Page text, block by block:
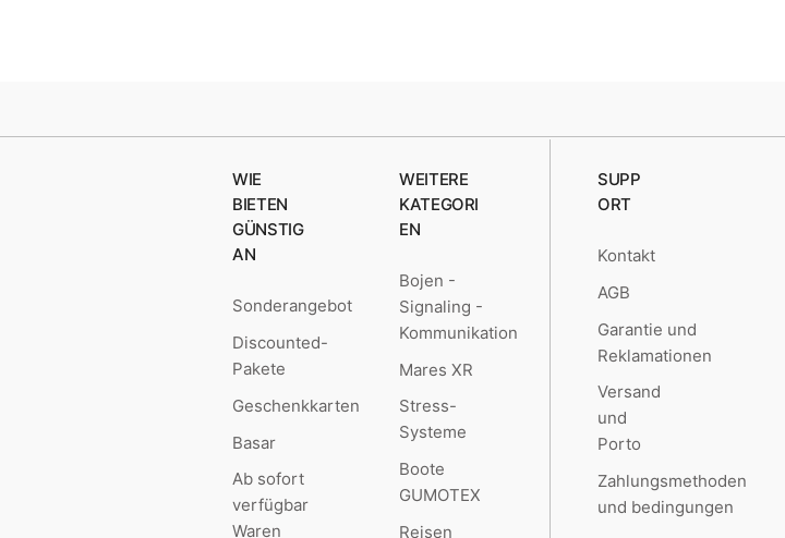
WIE
BIETEN
GÜNSTIG
AN
Sonderangebot
Discounted-
Pakete
Geschenkkarten
Basar
Ab sofort
verfügbar
Waren
WEITERE
KATEGORI
EN
Bojen -
Signaling -
Kommunikation
Mares XR
Stress-
Systeme
Boote
GUMOTEX
Reisen
SUPP
ORT
Kontakt
AGB
Garantie und
Reklamationen
Versand
und
Porto
Zahlungsmethoden
und bedingungen